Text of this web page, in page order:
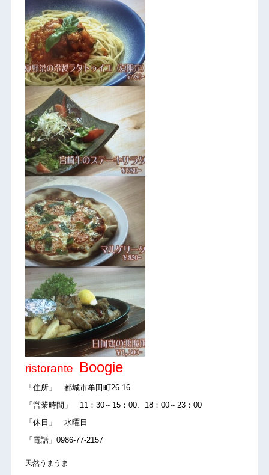
ristorante Boogie
「住所」 都城市牟田町26-16
「営業時間」 11：30～15：00、18：00～23：00
「休日」 水曜日
「電話」0986-77-2157
天然うまうま